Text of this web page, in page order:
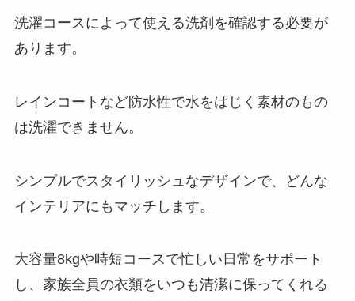
洗濯コースによって使える洗剤を確認する必要が
あります。
レインコートなど防水性で水をはじく素材のもの
は洗濯できません。
シンプルでスタイリッシュなデザインで、どんな
インテリアにもマッチします。
大容量8kgや時短コースで忙しい日常をサポート
し、家族全員の衣類をいつも清潔に保ってくれる